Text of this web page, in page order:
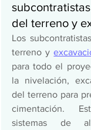
del terreno y
Los
terreno y
para todo el
la nivelación,
del terreno para
cimentación.
sistemas de